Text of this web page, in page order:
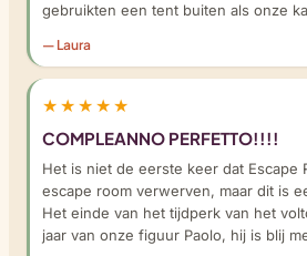
gebruikten een tent buiten als onze
— Laura
★★★★★
COMPLEANNO PERFETTO!!!!
Het is niet de eerste keer dat Escape
escape room verwerven, maar dit is
Het einde van het tijdperk van het
jaar van onze figuur Paolo, hij is blij